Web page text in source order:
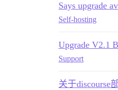
Says upgrade
Self-hosting
Upgrade V2.1
Support
关于discourse